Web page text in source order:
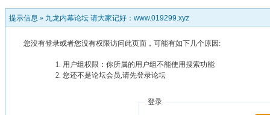
提示信息 » 九龙内幕论坛 请大家记好：www.019299.xyz
您没有登录或者您没有权限访问此页面，可能有如下几个原因:
用户组权限：你所属的用户组不能使用搜索功能
您还不是论坛会员,请先登录论坛
登录